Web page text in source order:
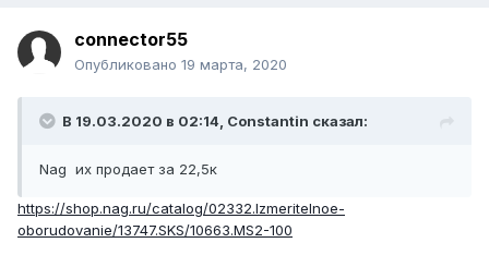
connector55
Опубликовано 19 марта, 2020
В 19.03.2020 в 02:14, Constantin сказал:
Nag их продает за 22,5к
https://shop.nag.ru/catalog/02332.Izmeritelnoe-
oborudovanie/13747.SKS/10663.MS2-100